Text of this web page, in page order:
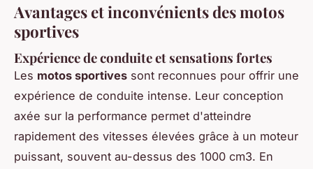
Avantages et inconvénients des motos
sportives
Expérience de conduite et sensations fortes
Les motos sportives sont reconnues pour offrir une
expérience de conduite intense. Leur conception
axée sur la performance permet d'atteindre
rapidement des vitesses élevées grâce à un moteur
puissant, souvent au-dessus des 1000 cm3. En